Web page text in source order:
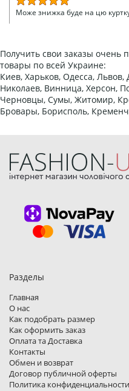
Може знижка буде на цю
Получить свои заказы очень
товары по всей Украине:
Киев, Харьков, Одесса,
Николаев, Винница, Херсон,
Черновцы, Сумы, Житомир,
Бровары, Борисполь,
Разделы
Главная
О нас
Как подобрать размер
Как оформить заказ
Оплата та Доставка
Контакты
Обмен и возврат
Договор публичной оферты
Политика конфиденциальности